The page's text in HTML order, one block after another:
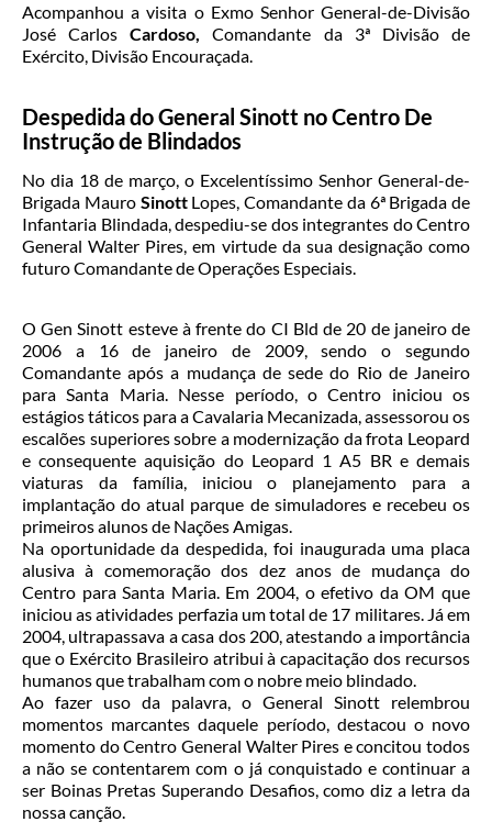
Acompanhou a visita o Exmo Senhor General-de-Divisão
José CarlosCardoso,Comandante da 3ª Divisão de
Exército, Divisão Encouraçada.
Despedida do General Sinott no Centro De
Instrução de Blindados
No dia 18 de março, o Excelentíssimo Senhor General-de-
Brigada Mauro SinottLopes, Comandante da 6ª Brigada de
Infantaria Blindada, despediu-se dos integrantes do Centro
General Walter Pires, em virtude da sua designação como
futuro Comandante de Operações Especiais.
O Gen Sinott esteve à frente do CI Bld de 20 de janeiro de
2006 a 16 de janeiro de 2009, sendo o segundo
Comandante após a mudança de sede do Rio de Janeiro
para Santa Maria. Nesse período, o Centro iniciou os
estágios táticos para a Cavalaria Mecanizada, assessorou os
escalões superiores sobre a modernização da frota Leopard
e consequente aquisição do Leopard 1 A5 BR e demais
viaturas da família, iniciou o planejamento para a
implantação do atual parque de simuladores e recebeu os
primeiros alunos de Nações Amigas.
Na oportunidade da despedida, foi inaugurada uma placa
alusiva à comemoração dos dez anos de mudança do
Centro para Santa Maria. Em 2004, o efetivo da OM que
iniciou as atividades perfazia um total de 17 militares. Já em
2004, ultrapassava a casa dos 200, atestando a importância
que o Exército Brasileiro atribui à capacitação dos recursos
humanos que trabalham com o nobre meio blindado.
Ao fazer uso da palavra, o General Sinott relembrou
momentos marcantes daquele período, destacou o novo
momento do Centro General Walter Pires e concitou todos
a não se contentarem com o já conquistado e continuar a
ser Boinas Pretas Superando Desafios, como diz a letra da
nossa canção.